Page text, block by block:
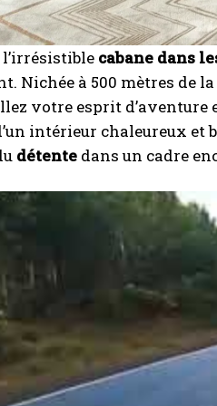
cabane dans
Nichée à 500 mètres de la
votre esprit
intérieur chaleureux et
détente dans un cadre